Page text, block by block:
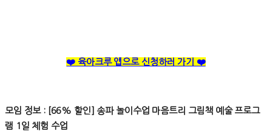
❤️ 육아크루 앱으로 신청하러 가기 ❤️
모임 정보 : [66% 할인] 송파 놀이수업 마음트리 그림책 예술 프로그
램 1일 체험 수업